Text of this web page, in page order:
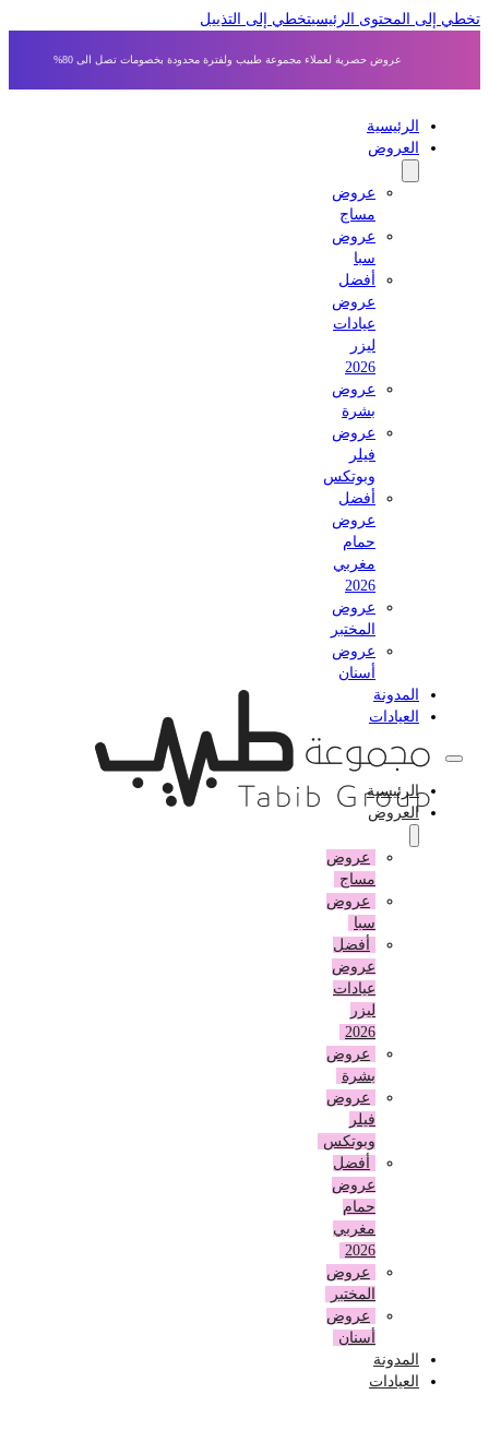
إلى المحتوى الرئيسي تخطي إلى التذييل
عروض حصرية لعملاء مجموعة طبيب ولفترة محدودة بخصومات تصل الى 80%
الرئيسية
العروض
عروض
مساج
عروض
أفضل
عروض
عيادات
عروض
بشرة
عروض
وبوتكس
أفضل
عروض
حمام
مغربي
عروض
المختبر
عروض
أسنان
المدونة
العيادات
الرئيسية
العروض
عروض
مساج
عروض
أفضل
عروض
عيادات
عروض
بشرة
عروض
وبوتكس
أفضل
عروض
حمام
مغربي
عروض
المختبر
عروض
أسنان
المدونة
العيادات